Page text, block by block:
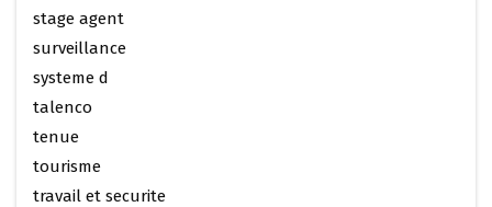
stage agent
surveillance
systeme d
talenco
tenue
tourisme
travail et securite